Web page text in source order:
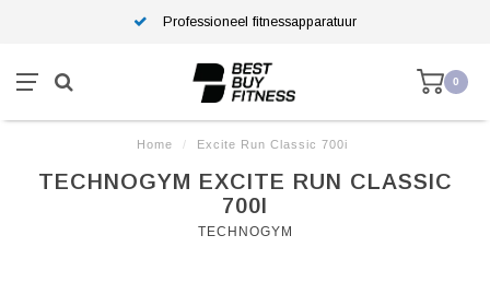
Professioneel fitnessapparatuur
0
Home / Excite Run Classic 700i
TECHNOGYM EXCITE RUN CLASSIC
700I
TECHNOGYM